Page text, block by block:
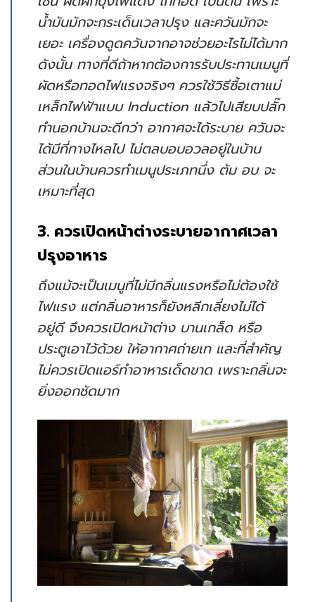
น้ำมันมักจะกระเด็นเวลาปรุง และควันมักจะ
เยอะ เครื่องดูดควันจากอาจช่วยอะไรไม่ได้มาก
ดังนั้น ทางที่ดีถ้าหากต้องการรับประทานเมนูที่
ผัดหรือทอดไฟแรงจริงๆ ควรใช้วิธีซื้อเตาแม่
เหล็กไฟฟ้าแบบ Induction แล้วไปเสียบปลั๊ก
ทำนอกบ้านจะดีกว่า อากาศจะได้ระบาย ควันจะ
ได้มีที่ทางไหลไป ไม่ตลบอบอวลอยู่ในบ้าน
ส่วนในบ้านควรทำเมนูประเภทนึ่ง ต้ม อบ จะ
เหมาะที่สุด
3. ควรเปิดหน้าต่างระบายอากาศเวลา
ปรุงอาหาร
ถึงแม้จะเป็นเมนูที่ไม่มีกลิ่นแรงหรือไม่ต้องใช้
ไฟแรง แต่กลิ่นอาหารก็ยังหลีกเลี่ยงไม่ได้
อยู่ดี จึงควรเปิดหน้าต่าง บานเกล็ด หรือ
ประตูเอาไว้ด้วย ให้อากาศถ่ายเท และที่สำคัญ
ไม่ควรเปิดแอร์ทำอาหารเด็ดขาด เพราะกลิ่นจะ
ยิ่งออกชัดมาก